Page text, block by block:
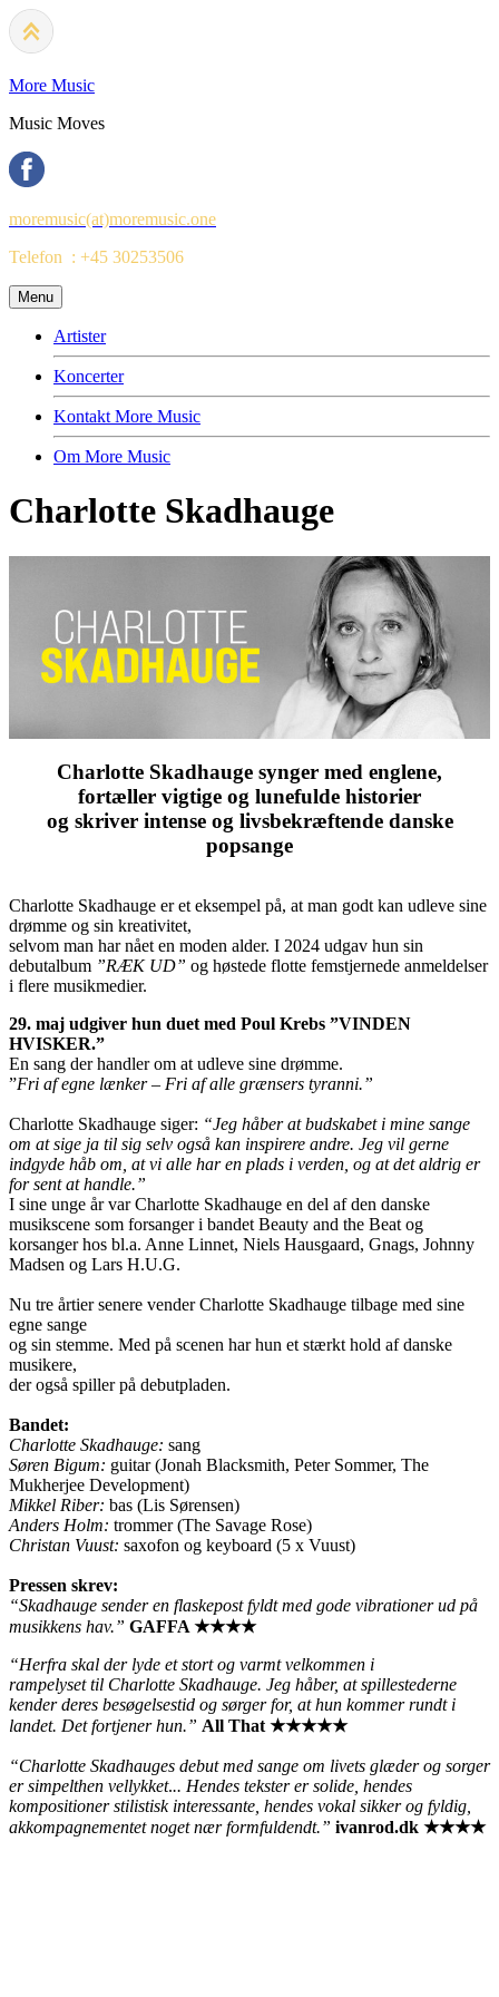
More Music
Music Moves
moremusic(at)moremusic.one
Telefon : +45 30253506
Menu
Artister
Koncerter
Kontakt More Music
Om More Music
Charlotte Skadhauge
Charlotte Skadhauge synger med englene,
fortæller vigtige og lunefulde historier
og skriver intense og livsbekræftende danske
popsange
Charlotte Skadhauge er et eksempel på, at man godt kan udleve sine
drømme og sin kreativitet,
selvom man har nået en moden alder. I 2024 udgav hun sin
debutalbum ”RÆK UD” og høstede flotte femstjernede anmeldelser
i flere musikmedier.
29. maj udgiver hun duet med Poul Krebs ”VINDEN
HVISKER.”
En sang der handler om at udleve sine drømme.
”Fri af egne lænker – Fri af alle grænsers tyranni.”
Charlotte Skadhauge siger: “Jeg håber at budskabet i mine sange
om at sige ja til sig selv også kan inspirere andre. Jeg vil gerne
indgyde håb om, at vi alle har en plads i verden, og at det aldrig er
for sent at handle.”
I sine unge år var Charlotte Skadhauge en del af den danske
musikscene som forsanger i bandet Beauty and the Beat og
korsanger hos bl.a. Anne Linnet, Niels Hausgaard, Gnags, Johnny
Madsen og Lars H.U.G.
Nu tre årtier senere vender Charlotte Skadhauge tilbage med sine
egne sange
og sin stemme. Med på scenen har hun et stærkt hold af danske
musikere,
der også spiller på debutpladen.
Bandet:
Charlotte Skadhauge: sang
Søren Bigum: guitar (Jonah Blacksmith, Peter Sommer, The
Mukherjee Development)
Mikkel Riber: bas (Lis Sørensen)
Anders Holm: trommer (The Savage Rose)
Christan Vuust: saxofon og keyboard (5 x Vuust)
Pressen skrev:
“Skadhauge sender en flaskepost fyldt med gode vibrationer ud på
musikkens hav.” GAFFA ★★★★
“Herfra skal der lyde et stort og varmt velkommen i
rampelyset til Charlotte Skadhauge. Jeg håber, at spillestederne
kender deres besøgelsestid og sørger for, at hun kommer rundt i
landet. Det fortjener hun.” All That ★★★★★
“Charlotte Skadhauges debut med sange om livets glæder og sorger
er simpelthen vellykket... Hendes tekster er solide, hendes
kompositioner stilistisk interessante, hendes vokal sikker og fyldig,
akkompagnementet noget nær formfuldendt.” ivanrod.dk ★★★★